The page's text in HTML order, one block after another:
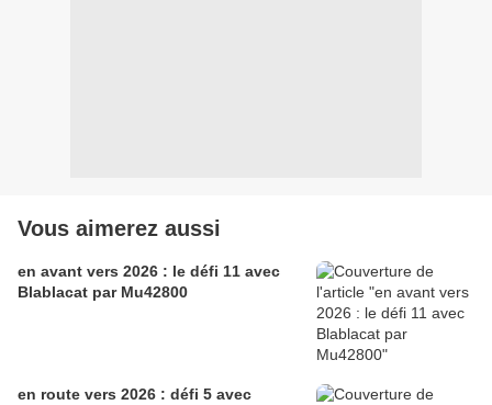
Vous aimerez aussi
en avant vers 2026 : le défi 11 avec
Blablacat par Mu42800
en route vers 2026 : défi 5 avec